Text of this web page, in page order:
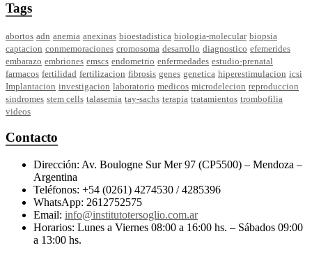
Tags
abortos adn anemia anexinas bioestadistica biologia-molecular biopsia
captacion conmemoraciones cromosoma desarrollo diagnostico efemerides
embarazo embriones emscs endometrio enfermedades estudio-prenatal
farmacos fertilidad fertilizacion fibrosis genes genetica hiperestimulacion icsi
Implantacion investigacion laboratorio medicos microdelecion reproduccion
sindromes stem cells talasemia tay-sachs terapia tratamientos trombofilia
videos
Contacto
Dirección: Av. Boulogne Sur Mer 97 (CP5500) – Mendoza –
Argentina
Teléfonos: +54 (0261) 4274530 / 4285396
WhatsApp: 2612752575
Email: info@institutotersoglio.com.ar
Horarios: Lunes a Viernes 08:00 a 16:00 hs. – Sábados 09:00
a 13:00 hs.